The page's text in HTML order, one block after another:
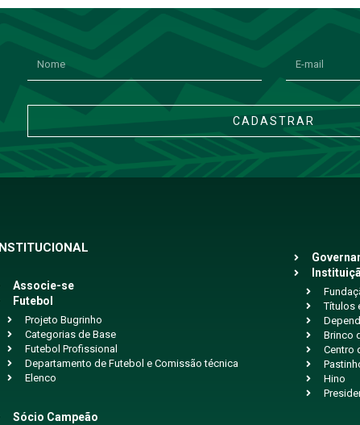
CADASTRAR
INSTITUCIONAL
Associe-se
Futebol
Projeto Bugrinho
Categorias de Base
Futebol Profissional
Departamento de Futebol e Comissão técnica
Elenco
Sócio Campeão
Títulos
Brinco
Centro
Hino